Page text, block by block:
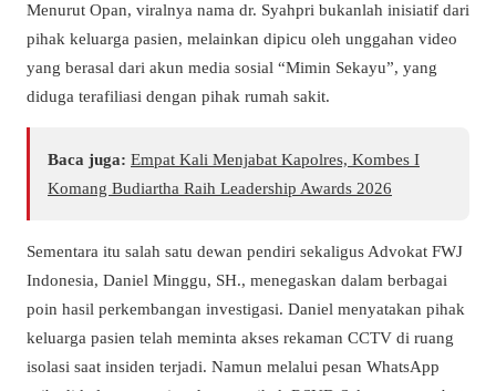
Menurut Opan, viralnya nama dr. Syahpri bukanlah inisiatif dari
pihak keluarga pasien, melainkan dipicu oleh unggahan video
yang berasal dari akun media sosial “Mimin Sekayu”, yang
diduga terafiliasi dengan pihak rumah sakit.
Baca juga: Empat Kali Menjabat Kapolres, Kombes I
Komang Budiartha Raih Leadership Awards 2026
Sementara itu salah satu dewan pendiri sekaligus Advokat FWJ
Indonesia, Daniel Minggu, SH., menegaskan dalam berbagai
poin hasil perkembangan investigasi. Daniel menyatakan pihak
keluarga pasien telah meminta akses rekaman CCTV di ruang
isolasi saat insiden terjadi. Namun melalui pesan WhatsApp